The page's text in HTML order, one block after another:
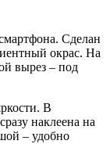
Сделан
окрас. На
вырез – под
В
наклеена на
– удобно